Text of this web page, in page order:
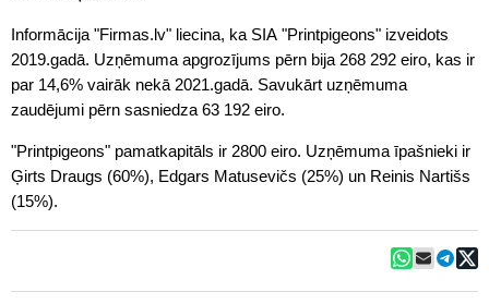
Informācija "Firmas.lv" liecina, ka SIA "Printpigeons" izveidots
2019.gadā. Uzņēmuma apgrozījums pērn bija 268 292 eiro, kas ir
par 14,6% vairāk nekā 2021.gadā. Savukārt uzņēmuma
zaudējumi pērn sasniedza 63 192 eiro.
"Printpigeons" pamatkapitāls ir 2800 eiro. Uzņēmuma īpašnieki ir
Ģirts Draugs (60%), Edgars Matusevičs (25%) un Reinis Nartišs
(15%).